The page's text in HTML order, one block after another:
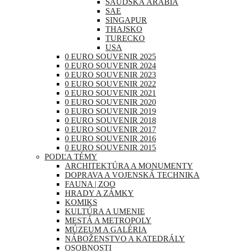
SAUDSKÁ ARÁBIA
SAE
SINGAPUR
THAJSKO
TURECKO
USA
0 EURO SOUVENIR 2025
0 EURO SOUVENIR 2024
0 EURO SOUVENIR 2023
0 EURO SOUVENIR 2022
0 EURO SOUVENIR 2021
0 EURO SOUVENIR 2020
0 EURO SOUVENIR 2019
0 EURO SOUVENIR 2018
0 EURO SOUVENIR 2017
0 EURO SOUVENIR 2016
0 EURO SOUVENIR 2015
PODĽA TÉMY
ARCHITEKTÚRA A MONUMENTY
DOPRAVA A VOJENSKÁ TECHNIKA
FAUNA | ZOO
HRADY A ZÁMKY
KOMIKS
KULTÚRA A UMENIE
MESTÁ A METROPOLY
MÚZEUM A GALÉRIA
NÁBOŽENSTVO A KATEDRÁLY
OSOBNOSTI